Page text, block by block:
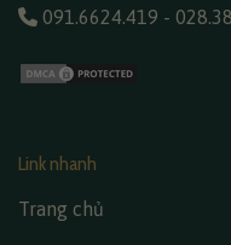
091.6624.419 -
Link nhanh
Trang chủ